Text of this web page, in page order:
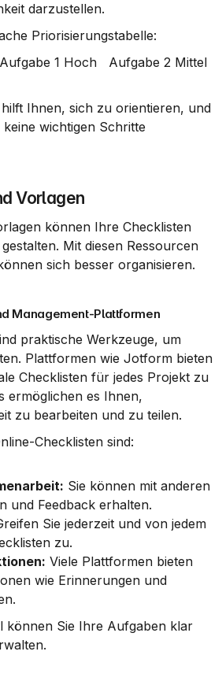
darzustellen.
Priorisierungstabelle:
1 Hoch   Aufgabe 2 Mittel
Ihnen, sich zu orientieren, und
wichtigen Schritte
Vorlagen
können Ihre Checklisten
Mit diesen Ressourcen
sich besser organisieren.
Management-Plattformen
praktische Werkzeuge, um
Plattformen wie Jotform bieten
Checklisten für jedes Projekt zu
ermöglichen es Ihnen,
zu bearbeiten und zu teilen.
Checklisten sind:
Sie können mit anderen
und Feedback erhalten.
Sie jederzeit und von jedem
zu.
Viele Plattformen bieten
wie Erinnerungen und
können Sie Ihre Aufgaben klar